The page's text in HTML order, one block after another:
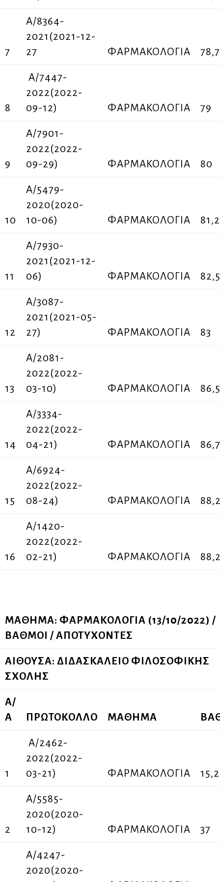
7
Α/8364-
2021(2021-12-
27
ΦΑΡΜΑΚΟΛΟΓΙΑ
8
A/7447-
2022(2022-
09-12)
ΦΑΡΜΑΚΟΛΟΓΙΑ 79
9
A/7901-
2022(2022-
09-29)
ΦΑΡΜΑΚΟΛΟΓΙΑ 80
10
Α/5479-
2020(2020-
10-06)
ΦΑΡΜΑΚΟΛΟΓΙΑ
11
Α/7930-
2021(2021-12-
06)
ΦΑΡΜΑΚΟΛΟΓΙΑ 82,5
12
Α/3087-
2021(2021-05-
27)
ΦΑΡΜΑΚΟΛΟΓΙΑ 83
13
A/2081-
2022(2022-
03-10)
ΦΑΡΜΑΚΟΛΟΓΙΑ 86,5
14
A/3334-
2022(2022-
04-21)
ΦΑΡΜΑΚΟΛΟΓΙΑ
15
A/6924-
2022(2022-
08-24)
ΦΑΡΜΑΚΟΛΟΓΙΑ
16
Α/1420-
2022(2022-
02-21)
ΦΑΡΜΑΚΟΛΟΓΙΑ
ΜΑΘΗΜΑ: ΦΑΡΜΑΚΟΛΟΓΙΑ (13/10/2022) /
ΒΑΘΜΟΙ / ΑΠΟΤΥΧΟΝΤΕΣ
ΑΙΘΟΥΣΑ: ΔΙΔΑΣΚΑΛΕΙΟ ΦΙΛΟΣΟΦΙΚΗΣ
ΣΧΟΛΗΣ
Α/
Α
ΠΡΩΤΟΚΟΛΛΟ ΜΑΘΗΜΑ
1
A/2462-
2022(2022-
03-21)
ΦΑΡΜΑΚΟΛΟΓΙΑ
2
Α/5585-
2020(2020-
10-12)
ΦΑΡΜΑΚΟΛΟΓΙΑ 37
Α/4247-
2020(2020-